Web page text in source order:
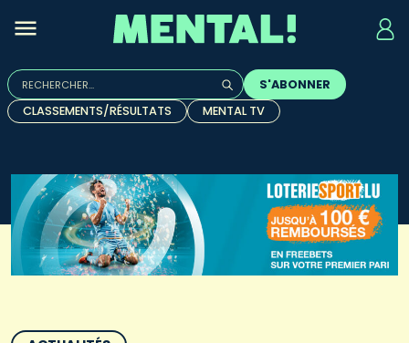
Rechercher :
Quand les résultats de l'auto-complétion sont
S'ABONNER
CLASSEMENTS/RÉSULTATS
MENTAL TV